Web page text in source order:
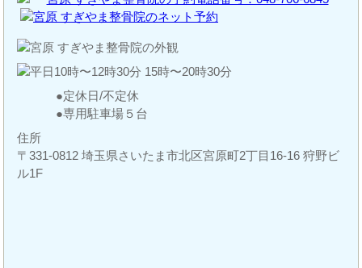
定休日/不定休
専用駐車場５台
住所
〒331-0812 埼玉県さいたま市北区宮原町2丁目16-16 狩野ビ
ル1F